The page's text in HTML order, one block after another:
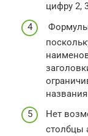
цифру 2,
Формулы
Нет
столбцы